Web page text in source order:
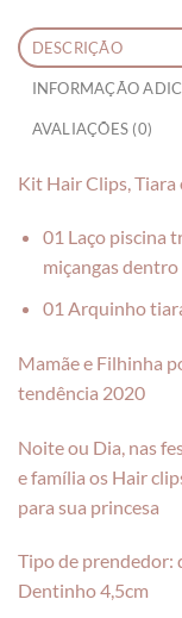
DESCRIÇÃO
INFORMAÇÃO
AVALIAÇÕES (0)
Kit Hair Clips, Tiara
01 Laço piscina
miçangas dentro
01 Arquinho
Mamãe e Filhinha
tendência 2020
Noite ou Dia, nas
e família os Hair
para sua princesa
Tipo de prendedor:
Dentinho 4,5cm